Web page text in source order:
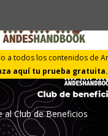
a todos los contenidos de
aquí tu prueba gratuita.
al Club de Beneficios